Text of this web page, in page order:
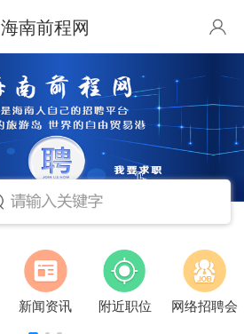
海南前程网
新闻资讯 附近职位 网络招聘会